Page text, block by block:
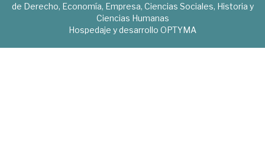
de Derecho, Economía, Empresa, Ciencias Sociales, Historia y
Ciencias Humanas
Hospedaje y desarrollo OPTYMA